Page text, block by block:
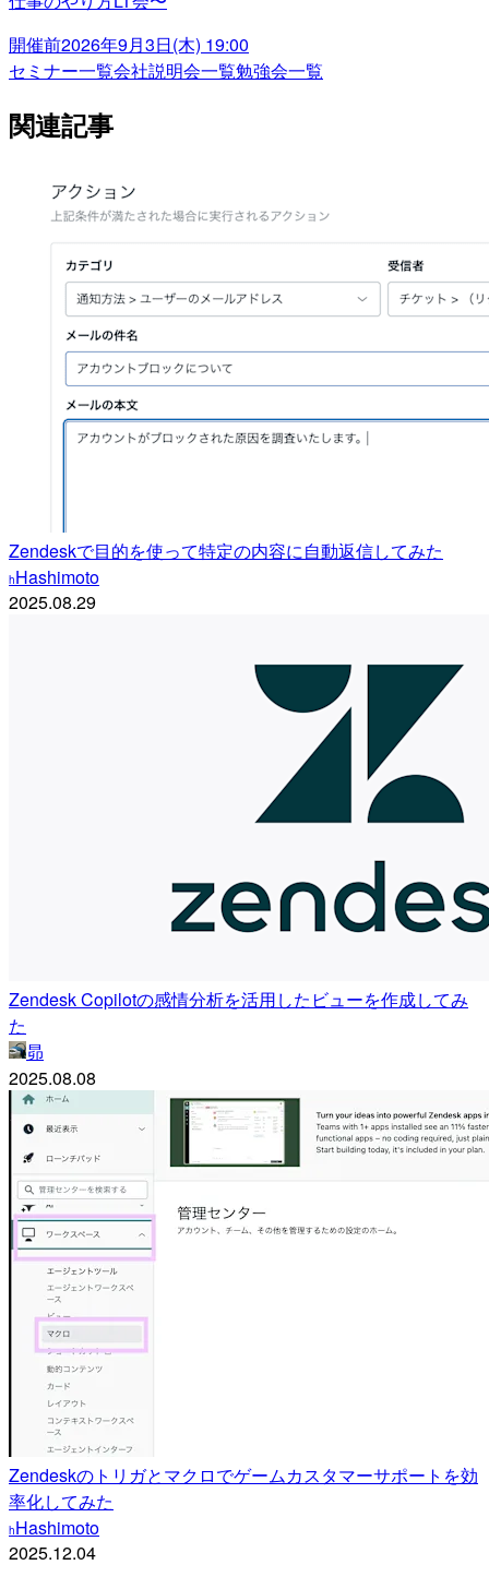
開催前2026年9月3日(木) 19:00
セミナー一覧会社説明会一覧勉強会一覧
関連記事
Zendeskで目的を使って特定の内容に自動返信してみた
hHashimoto
2025.08.29
Zendesk Copilotの感情分析を活用したビューを作成してみ
た
昴
2025.08.08
Zendeskのトリガとマクロでゲームカスタマーサポートを効
率化してみた
hHashimoto
2025.12.04